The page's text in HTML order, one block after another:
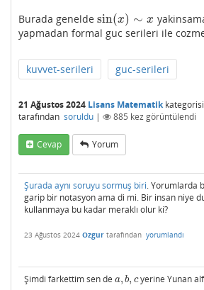
Burada genelde sin(x) ∼ x
sin(x)∼ x
yapmadan formal guc serileri ile
kuvvet-serileri guc-serileri
21 Ağustos 2024 Lisans Matematik
tarafından soruldu | 885 kez görüntülendi
Cevap Yorum
Şurada aynı soruyu sormuş biri. Yorumlarda
garip bir notasyon ama di mi. Bir insan niye
kullanmaya bu kadar meraklı olur ki?
23 Ağustos 2024 Ozgur tarafından yorumlandı
Şimdi farkettim sen de a, b, c
a,b,c yerine Yunan